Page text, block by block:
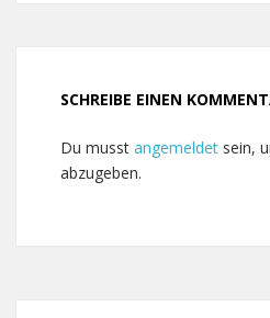
SCHREIBE EINEN
Du musst angemeldet sein,
abzugeben.